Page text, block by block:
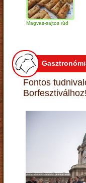
Magvas-sajtos rúd
Fontos
Borfesztiválhoz!